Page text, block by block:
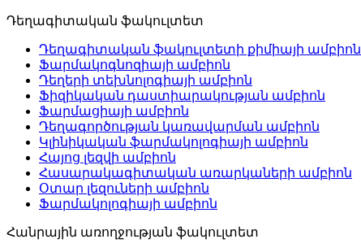
Դեղագիտական ֆակուլտետ
Դեղագիտական ֆակուլտետի քիմիայի ամբիոն
Ֆարմակոգնոզիայի ամբիոն
Դեղերի տեխնոլոգիայի ամբիոն
Ֆիզիկական դաստիարակության ամբիոն
Ֆարմացիայի ամբիոն
Դեղագործության կառավարման ամբիոն
Կլինիկական ֆարմակոլոգիայի ամբիոն
Հայոց լեզվի ամբիոն
Հասարակագիտական առարկաների ամբիոն
Օտար լեզուների ամբիոն
Ֆարմակոլոգիայի ամբիոն
Հանրային առողջության ֆակուլտետ